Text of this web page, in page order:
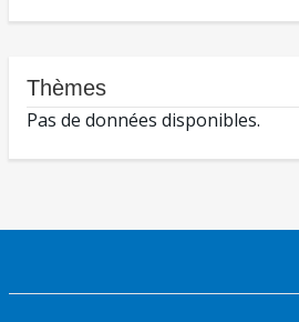
Thèmes
Pas de données disponibles.